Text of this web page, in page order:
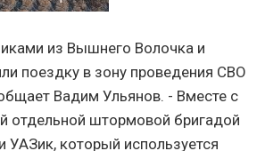
из Вышнего Волочка и
поездку в зону проведения СВО
Вадим Ульянов. - Вместе с
отдельной штормовой бригадой
УАЗик, который используется